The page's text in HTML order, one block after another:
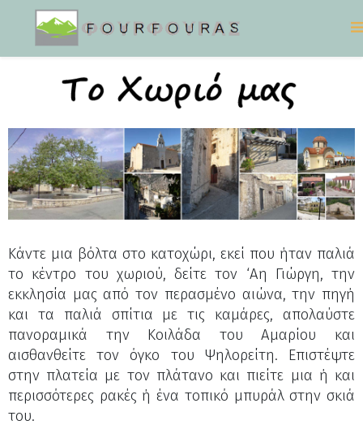
Κάντε μια βόλτα στο κατοχώρι, εκεί που ήταν παλιά
το κέντρο του χωριού, δείτε τον ‘Αη Γιώργη, την
εκκλησία μας από τον περασμένο αιώνα, την πηγή
και τα παλιά σπίτια με τις καμάρες, απολαύστε
πανοραμικά την Κοιλάδα του Αμαρίου και
αισθανθείτε τον όγκο του Ψηλορείτη. Επιστέψτε
στην πλατεία με τον πλάτανο και πιείτε μια ή και
περισσότερες ρακές ή ένα τοπικό μπυράλ στην σκιά
του.